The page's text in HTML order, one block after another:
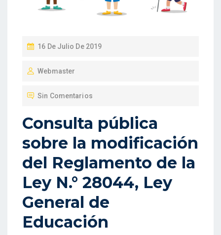
P
B
A
D
E
N
16 De Julio De 2019
Webmaster
Sin Comentarios
Consulta pública
sobre la modificación
del Reglamento de la
Ley N.° 28044, Ley
General de
Educación